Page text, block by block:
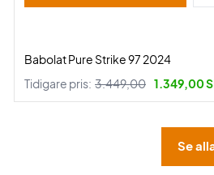
Babolat Pure Strike 97 2024
Tidigare pris: 3.449,00 1.349,00
Se